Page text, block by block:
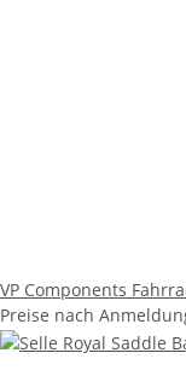
VP Components
Preise nach